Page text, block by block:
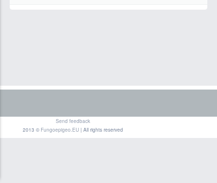
Send feedback
2013 © Fungoepigeo.EU| All rights reserved